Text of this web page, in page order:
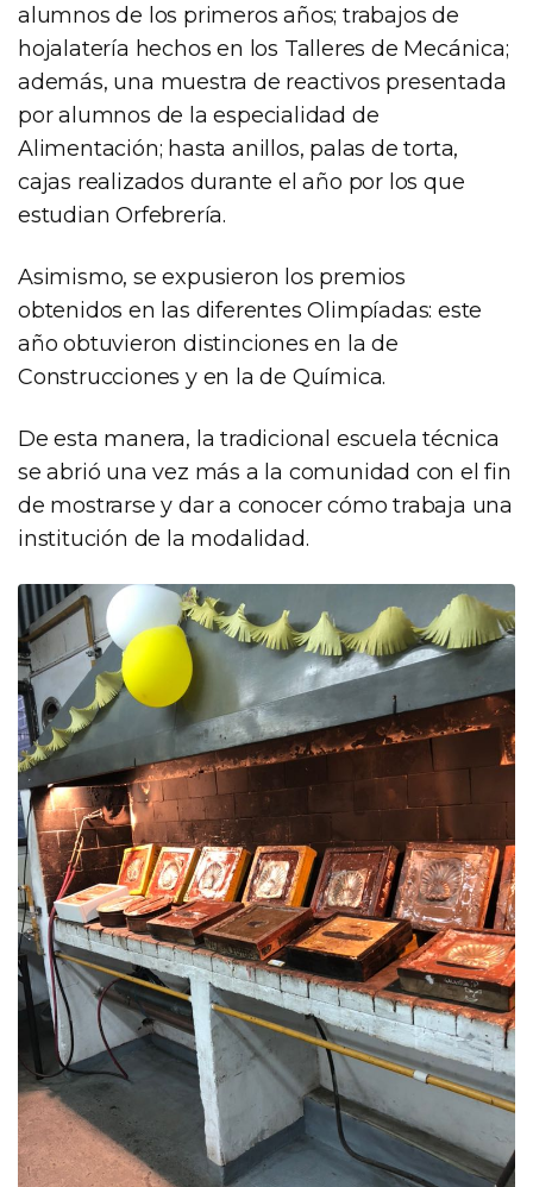
alumnos de los primeros años; trabajos de
hojalatería hechos en los Talleres de Mecánica;
además, una muestra de reactivos presentada
por alumnos de la especialidad de
Alimentación; hasta anillos, palas de torta,
cajas realizados durante el año por los que
estudian Orfebrería.
Asimismo, se expusieron los premios
obtenidos en las diferentes Olimpíadas: este
año obtuvieron distinciones en la de
Construcciones y en la de Química.
De esta manera, la tradicional escuela técnica
se abrió una vez más a la comunidad con el fin
de mostrarse y dar a conocer cómo trabaja una
institución de la modalidad.